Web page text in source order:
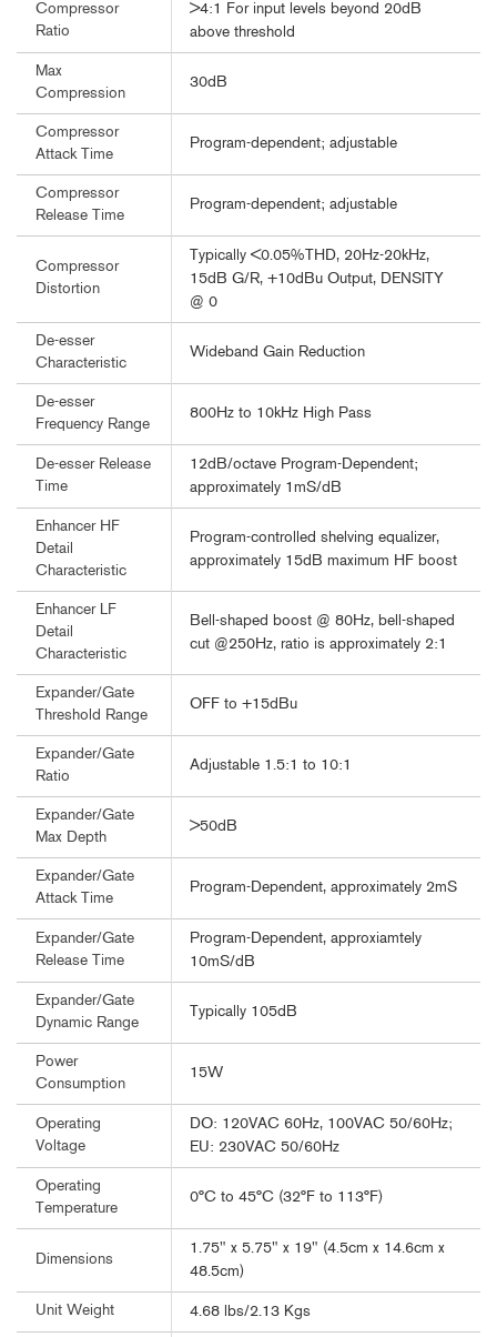
Compressor
Ratio
>4:1 For input levels beyond 20dB
above threshold
Max
Compression
30dB
Compressor
Attack Time
Program-dependent; adjustable
Compressor
Release Time
Program-dependent; adjustable
Compressor
Distortion
Typically <0.05%THD, 20Hz-20kHz,
15dB G/R, +10dBu Output, DENSITY
@ 0
De-esser
Characteristic
Wideband Gain Reduction
De-esser
Frequency Range
800Hz to 10kHz High Pass
De-esser Release
Time
12dB/octave Program-Dependent;
approximately 1mS/dB
Enhancer HF
Detail
Characteristic
Program-controlled shelving equalizer,
approximately 15dB maximum HF boost
Enhancer LF
Detail
Characteristic
Bell-shaped boost @ 80Hz, bell-shaped
cut @250Hz, ratio is approximately 2:1
Expander/Gate
Threshold Range
OFF to +15dBu
Expander/Gate
Ratio
Adjustable 1.5:1 to 10:1
Expander/Gate
Max Depth
>50dB
Expander/Gate
Attack Time
Program-Dependent, approximately 2mS
Expander/Gate
Release Time
Program-Dependent, approxiamtely
10mS/dB
Expander/Gate
Dynamic Range
Typically 105dB
Power
Consumption
15W
Operating
Voltage
DO: 120VAC 60Hz, 100VAC 50/60Hz;
EU: 230VAC 50/60Hz
Operating
Temperature
0°C to 45°C (32°F to 113°F)
Dimensions
1.75" x 5.75" x 19" (4.5cm x 14.6cm x
48.5cm)
Unit Weight 4.68 lbs/2.13 Kgs